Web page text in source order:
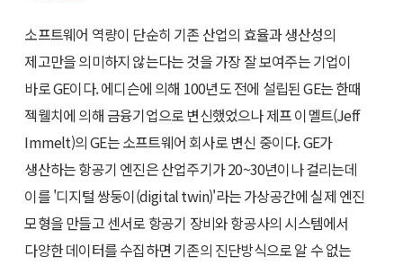
소프트웨어 역량이 단순히 기존 산업의 효율과 생산성의
제고만을 의미하지 않는다는 것을 가장 잘 보여주는 기업이
바로 GE이다. 에디슨에 의해 100년도 전에 설립된 GE는 한때
젝웰치에 의해 금융기업으로 변신했었으나 제프 이멜트(Jeff
Immelt)의 GE는 소프트웨어 회사로 변신 중이다. GE가
생산하는 항공기 엔진은 산업주기가 20~30년이나 걸리는데
이를 '디지털 쌍둥이(digital twin)'라는 가상공간에 실제 엔진
모형을 만들고 센서로 항공기 장비와 항공사의 시스템에서
다양한 데이터를 수집하면 기존의 진단방식으로 알 수 없는